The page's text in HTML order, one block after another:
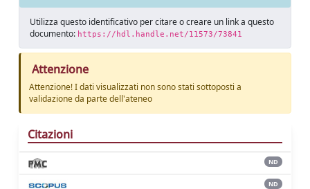
Utilizza questo identificativo per citare o creare un link a questo
documento: https://hdl.handle.net/11573/73841
Attenzione
Attenzione! I dati visualizzati non sono stati sottoposti a
validazione da parte dell'ateneo
Citazioni
ND
ND